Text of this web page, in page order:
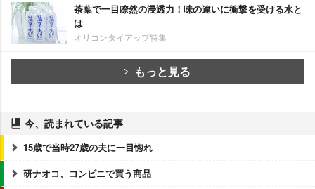
茶葉で一目瞭然の浸透力！味の違いに衝撃を受ける水と
は
オリコンタイアップ特集
もっと見る
今、読まれている記事
15歳で当時27歳の夫に一目惚れ
研ナオコ、コンビニで買う商品